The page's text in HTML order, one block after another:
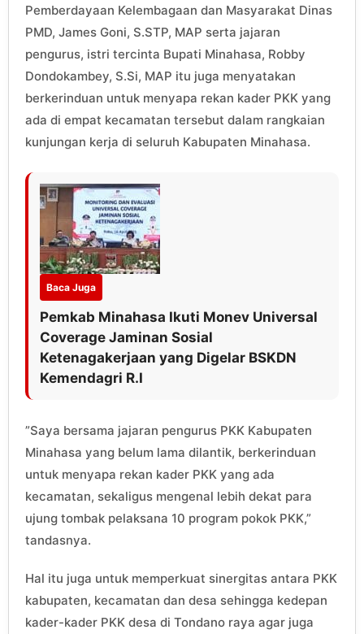
Pemberdayaan Kelembagaan dan Masyarakat Dinas
PMD, James Goni, S.STP, MAP serta jajaran
pengurus, istri tercinta Bupati Minahasa, Robby
Dondokambey, S.Si, MAP itu juga menyatakan
berkerinduan untuk menyapa rekan kader PKK yang
ada di empat kecamatan tersebut dalam rangkaian
kunjungan kerja di seluruh Kabupaten Minahasa.
Baca Juga
Pemkab Minahasa Ikuti Monev Universal
Coverage Jaminan Sosial
Ketenagakerjaan yang Digelar BSKDN
Kemendagri R.I
”Saya bersama jajaran pengurus PKK Kabupaten
Minahasa yang belum lama dilantik, berkerinduan
untuk menyapa rekan kader PKK yang ada
kecamatan, sekaligus mengenal lebih dekat para
ujung tombak pelaksana 10 program pokok PKK,”
tandasnya.
Hal itu juga untuk memperkuat sinergitas antara PKK
kabupaten, kecamatan dan desa sehingga kedepan
kader-kader PKK desa di Tondano raya agar juga